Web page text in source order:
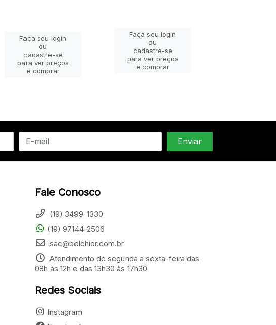
Faça seu login
ou
cadastre-se
para ver preços
e comprar
Faça seu login
ou
cadastre-se
para ver preços
e comprar
Fale Conosco
(19) 3499-1330
(19) 97144-2506
sac@belchior.com.br
Atendimento de segunda a sexta-feira das
08h às 12h e das 13h30 às 17h30
Redes Sociais
Instagram